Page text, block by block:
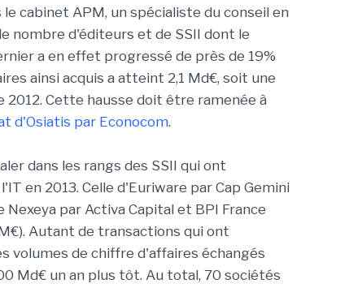
cabinet APM, un spécialiste du conseil en
nombre d'éditeurs et de SSII dont le
a en effet progressé de près de 19%
ainsi acquis a atteint 2,1 Md€, soit une
2012. Cette hausse doit être ramenée à
d'Osiatis par Econocom.
dans les rangs des SSII qui ont
en 2013. Celle d'Euriware par Cap Gemini
par Activa Capital et BPI France
Autant de transactions qui ont
volumes de chiffre d'affaires échangés
Md€ un an plus tôt. Au total, 70 sociétés